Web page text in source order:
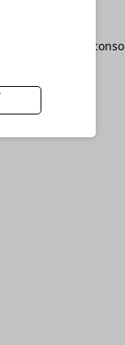
browser